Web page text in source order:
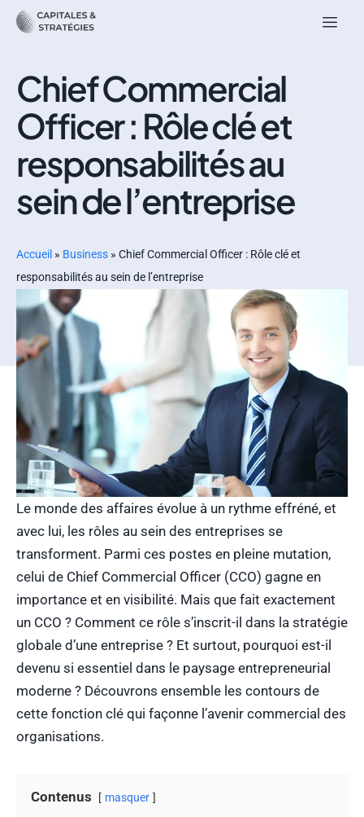
Chief Commercial
Officer : Rôle clé et
responsabilités au
sein de l’entreprise
Accueil » Business » Chief Commercial Officer : Rôle clé et
responsabilités au sein de l’entreprise
Le monde des affaires évolue à un rythme effréné, et
avec lui, les rôles au sein des entreprises se
transforment. Parmi ces postes en pleine mutation,
celui de Chief Commercial Officer (CCO) gagne en
importance et en visibilité. Mais que fait exactement
un CCO ? Comment ce rôle s’inscrit-il dans la stratégie
globale d’une entreprise ? Et surtout, pourquoi est-il
devenu si essentiel dans le paysage entrepreneurial
moderne ? Découvrons ensemble les contours de
cette fonction clé qui façonne l’avenir commercial des
organisations.
Contenus masquer